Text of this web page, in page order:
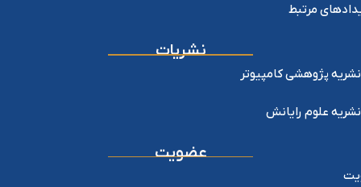
مرتبط
نشریات
نشریه پژوهشی کامپیوتر
نشریه علوم رایانش
عضویت